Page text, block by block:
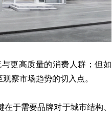
更高质量的消费人群；但如
察市场趋势的切入点。
于需要品牌对于城市结构、